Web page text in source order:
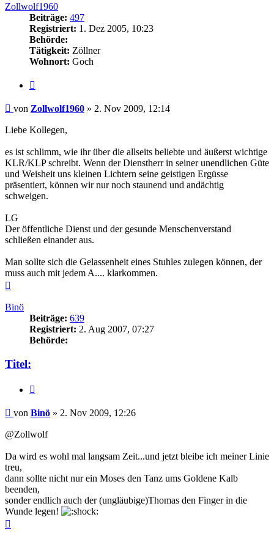
Zollwolf1960
Beiträge: 497
Registriert: 1. Dez 2005, 10:23
Behörde:
Tätigkeit: Zöllner
Wohnort: Goch
Beitrag
von Zollwolf1960 » 2. Nov 2009, 12:14
Liebe Kollegen,
es ist schlimm, wie ihr über die allseits beliebte und äußerst wichtige
KLR/KLP schreibt. Wenn der Dienstherr in seiner unendlichen Güte
und Weisheit uns kleinen Lichtern seine geistigen Ergüsse
präsentiert, können wir nur noch staunend und andächtig
schweigen.
LG
Der öffentliche Dienst und der gesunde Menschenverstand
schließen einander aus.
Man sollte sich die Gelassenheit eines Stuhles zulegen können, der
muss auch mit jedem A.... klarkommen.
Binö
Beiträge: 639
Registriert: 2. Aug 2007, 07:27
Behörde:
Titel:
Beitrag
von Binö » 2. Nov 2009, 12:26
@Zollwolf
Da wird es wohl mal langsam Zeit...und jetzt bleibe ich meiner Linie
treu,
dann sollte nicht nur ein Moses den Tanz ums Goldene Kalb
beenden,
sonder endlich auch der (ungläubige)Thomas den Finger in die
Wunde legen!